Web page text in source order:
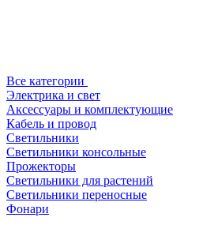
Все категории
Электрика и свет
Аксессуары и комплектующие
Кабель и провод
Светильники
Светильники консольные
Прожекторы
Светильники для растений
Светильники переносные
Фонари